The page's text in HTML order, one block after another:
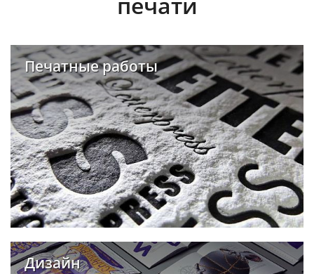
Печатные работы
Дизайн